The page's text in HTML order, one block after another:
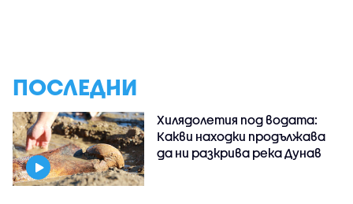
ПОСЛЕДНИ
Хилядолетия под водата:
Какви находки продължава
да ни разкрива река Дунав